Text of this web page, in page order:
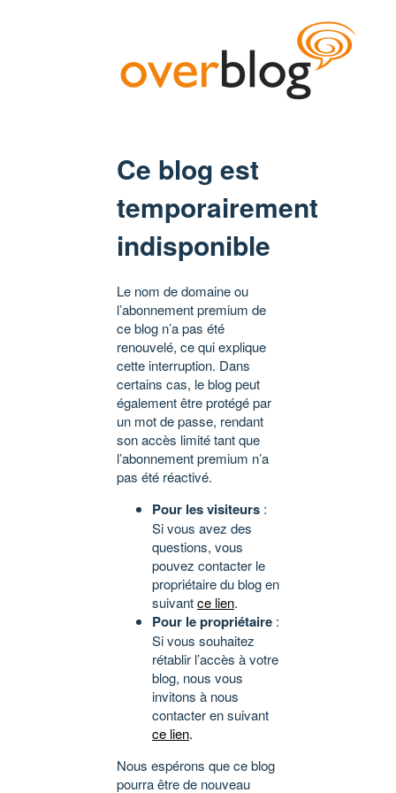
Ce blog est
temporairement
indisponible
Le nom de domaine ou
l’abonnement premium de
ce blog n’a pas été
renouvelé, ce qui explique
cette interruption. Dans
certains cas, le blog peut
également être protégé par
un mot de passe, rendant
son accès limité tant que
l’abonnement premium n’a
pas été réactivé.
Pour les visiteurs :
Si vous avez des
questions, vous
pouvez contacter le
propriétaire du blog en
suivantce lien.
Pour le propriétaire :
Si vous souhaitez
rétablir l’accès à votre
blog, nous vous
invitons à nous
contacter en suivant
ce lien.
Nous espérons que ce blog
pourra être de nouveau